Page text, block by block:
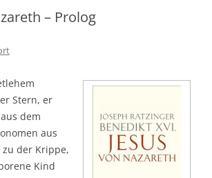
– Prolog
Stern, er
dem
aus
zu der Krippe,
Kind